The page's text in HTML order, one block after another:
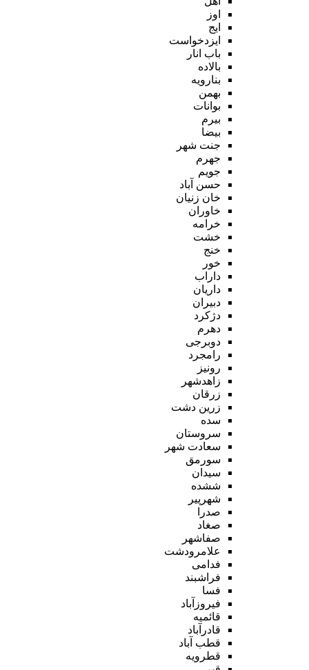
اوز
ایج
ایزدخواست
باب انار
بالاده
بنارویه
بهمن
بوانات
بیرم
بیضا
جنت شهر
جهرم
جویم
حسن آباد
خان زنیان
خاوران
خرامه
خشت
خنج
خور
داراب
داریان
دبیران
دژکرد
دهرم
دوبرجی
رامجرد
رونیز
زاهدشهر
زرقان
زرین دشت
سده
سروستان
سعادت شهر
سورمق
سیدان
ششده
شهرپیر
صدرا
صغاد
صفاشهر
علامرودشت
فدامی
فراشبند
فسا
فیروزآباد
قائمیه
قادرآباد
قطب آباد
قطرویه